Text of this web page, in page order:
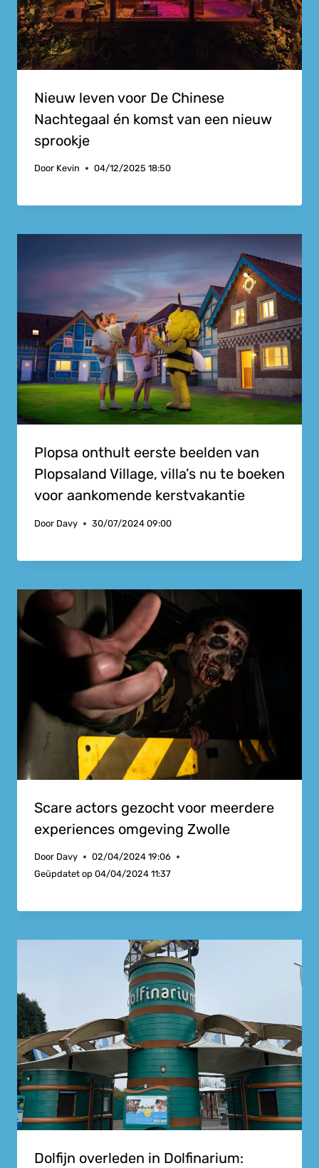
Nieuw leven voor De Chinese
Nachtegaal én komst van een nieuw
sprookje
Door Kevin 04/12/2025 18:50
Plopsa onthult eerste beelden van
Plopsaland Village, villa’s nu te boeken
voor aankomende kerstvakantie
Door Davy 30/07/2024 09:00
Scare actors gezocht voor meerdere
experiences omgeving Zwolle
Door Davy
02/04/2024 19:06
Geüpdatet op 04/04/2024 11:37
Dolfijn overleden in Dolfinarium: